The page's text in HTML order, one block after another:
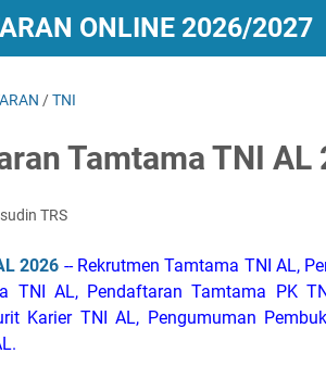
ONLINE 2026/2027
/TNI
Tamtama TNI AL
TRS
2026 -- Rekrutmen Tamtama TNI AL,
TNI AL, Pendaftaran Tamtama PK
Karier TNI AL, Pengumuman